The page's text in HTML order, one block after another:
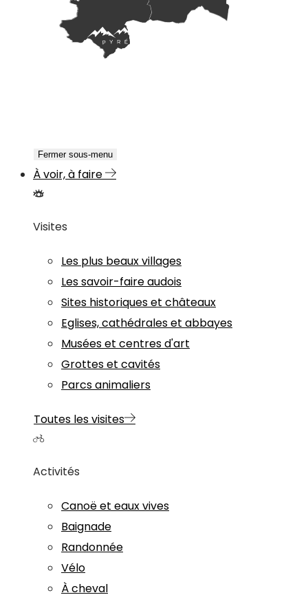
Fermer sous-menu
À voir, à faire
Visites
Les plus beaux villages
Les savoir-faire audois
Sites historiques et châteaux
Eglises, cathédrales et abbayes
Musées et centres d'art
Grottes et cavités
Parcs animaliers
Toutes les visites
Activités
Canoë et eaux vives
Baignade
Randonnée
Vélo
À cheval